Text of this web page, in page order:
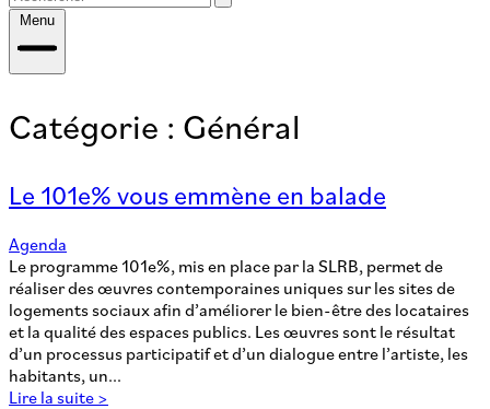
Menu
Catégorie : Général
Le 101e% vous emmène en balade
Agenda
Le programme 101e%, mis en place par la SLRB, permet de
réaliser des œuvres contemporaines uniques sur les sites de
logements sociaux afin d’améliorer le bien-être des locataires
et la qualité des espaces publics. Les œuvres sont le résultat
d’un processus participatif et d’un dialogue entre l’artiste, les
habitants, un...
Lire la suite >